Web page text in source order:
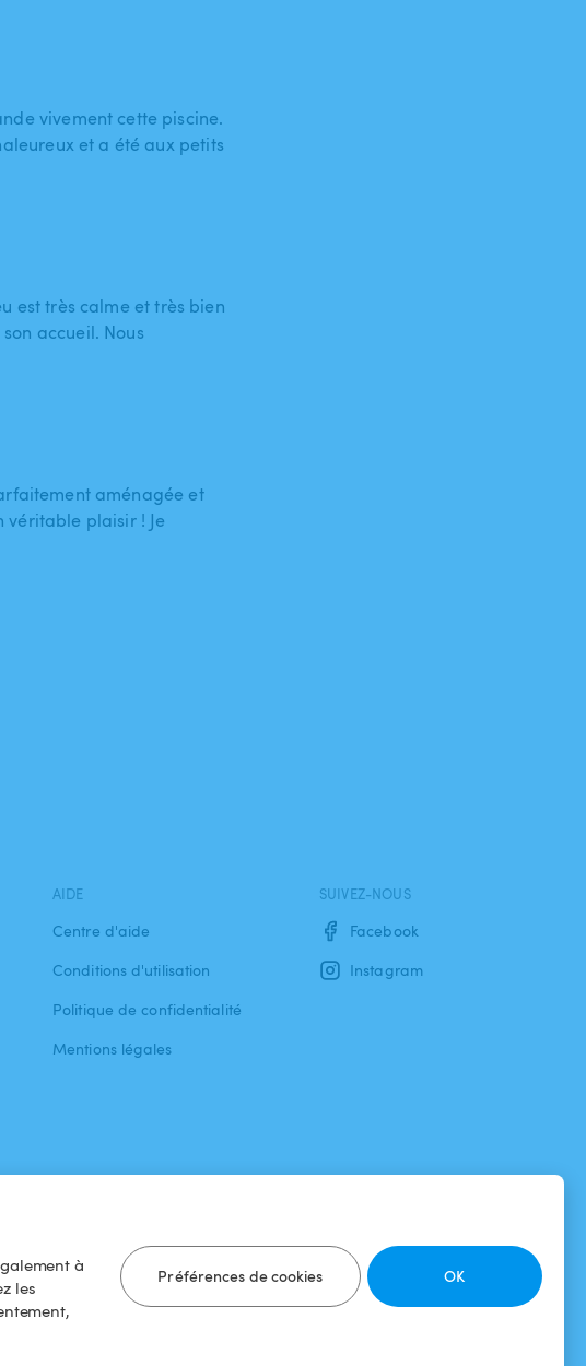
à
les
Préférences de cookies OK
vivement cette piscine.
et a été aux petits
est très calme et très bien
accueil. Nous
aménagée et
véritable plaisir ! Je
AIDE
Centre d'aide
Conditions d'utilisation
Politique de confidentialité
Mentions légales
SUIVEZ-NOUS
Facebook
Instagram